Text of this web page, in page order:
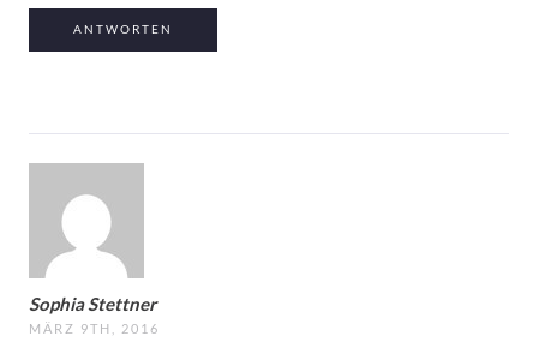
ANTWORTEN
Sophia Stettner
MÄRZ 9TH, 2016